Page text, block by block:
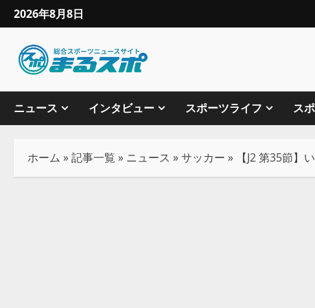
2026年8月8日
ニュース インタビュー スポーツライフ ス
ホーム »記事一覧 » ニュース »サッカー » 【J2 第35節